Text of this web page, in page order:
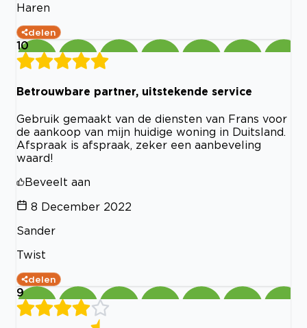
Haren
delen
10
Betrouwbare partner, uitstekende service
Gebruik gemaakt van de diensten van Frans voor
de aankoop van mijn huidige woning in Duitsland.
Afspraak is afspraak, zeker een aanbeveling
waard!
Beveelt aan
8 December 2022
Sander
Twist
delen
9